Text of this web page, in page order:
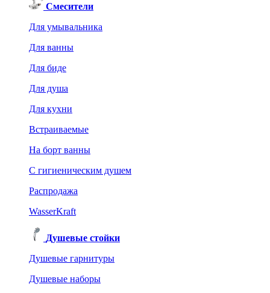
Смесители
Для умывальника
Для ванны
Для биде
Для душа
Для кухни
Встраиваемые
На борт ванны
C гигиеническим душем
Распродажа
WasserKraft
Душевые стойки
Душевые гарнитуры
Душевые наборы